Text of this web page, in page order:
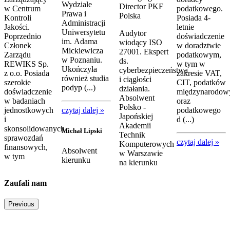
w Centrum
Kontroli
Jakości.
Poprzednio
Członek
Zarządu
REWIKS Sp.
z o.o. Posiada
szerokie
doświadczenie
w badaniach
jednostkowych
i
skonsolidowanych
sprawozdań
finansowych,
w tym
Wydziale
Prawa i
Administracji
Uniwersytetu
im. Adama
Mickiewicza
w Poznaniu.
Ukończyła
również studia
podyp (...)
czytaj dalej »
Michał Lipski
Absolwent
kierunku
Director PKF
Polska
Audytor
wiodący ISO
27001. Ekspert
ds.
cyberbezpieczeństwa
i ciągłości
działania.
Absolwent
Polsko -
Japońskiej
Akademii
Technik
Komputerowych
w Warszawie
na kierunku
podatkowego.
Posiada 4-
letnie
doświadczenie
w doradztwie
podatkowym,
w tym w
zakresie VAT,
CIT, podatków
oraz
podatkowego
d (...)
czytaj dalej »
Zaufali nam
Previous